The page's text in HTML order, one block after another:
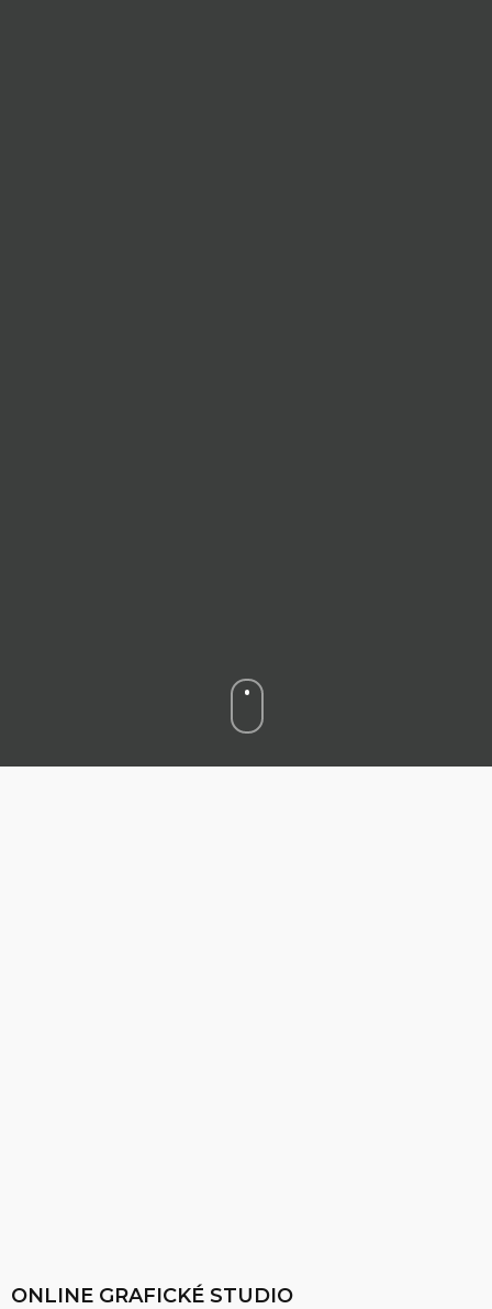
ONLINE GRAFICKÉ STUDIO